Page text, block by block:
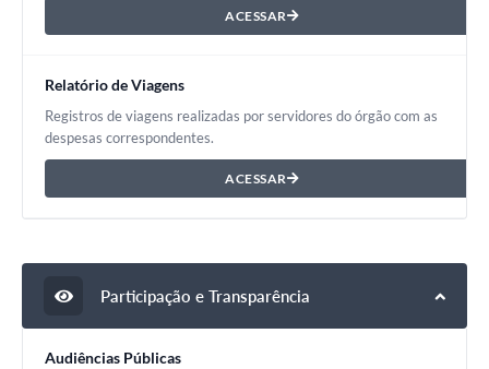
ACESSAR
Relatório de Viagens
Registros de viagens realizadas por servidores do órgão com as
despesas correspondentes.
ACESSAR
Participação e Transparência
Audiências Públicas